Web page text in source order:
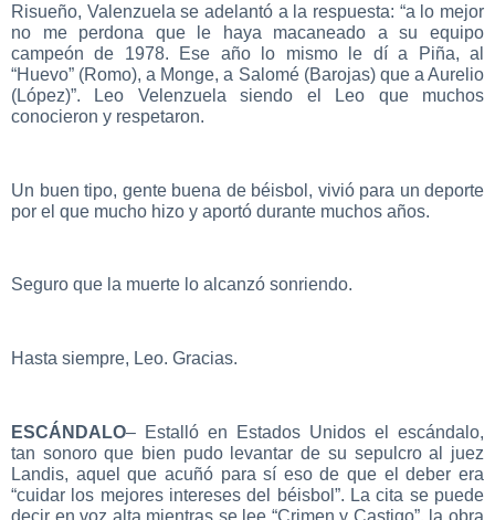
Risueño, Valenzuela se adelantó a la respuesta: “a lo mejor
no me perdona que le haya macaneado a su equipo
campeón de 1978. Ese año lo mismo le dí a Piña, al
“Huevo” (Romo), a Monge, a Salomé (Barojas) que a Aurelio
(López)”. Leo Velenzuela siendo el Leo que muchos
conocieron y respetaron.
Un buen tipo, gente buena de béisbol, vivió para un deporte
por el que mucho hizo y aportó durante muchos años.
Seguro que la muerte lo alcanzó sonriendo.
Hasta siempre, Leo. Gracias.
ESCÁNDALO– Estalló en Estados Unidos el escándalo,
tan sonoro que bien pudo levantar de su sepulcro al juez
Landis, aquel que acuñó para sí eso de que el deber era
“cuidar los mejores intereses del béisbol”. La cita se puede
decir en voz alta mientras se lee “Crimen y Castigo”, la obra